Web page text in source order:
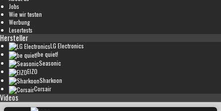
Jobs
Wie wir testen
Werbung
Lesertests
Hersteller
LG Electronics
be quiet!
Seasonic
EIZO
Sharkoon
Corsair
Videos